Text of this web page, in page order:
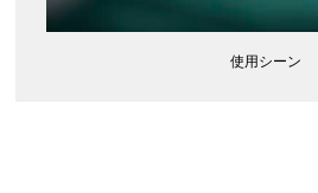
使用シーン